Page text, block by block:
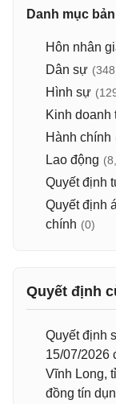
Danh mục
Hôn nhân
Dân sự
Hình sự
Kinh
Hành chính
Lao động
Quyết định
Quyết định
chính (0)
Quyết định
Quyết định
15/07/2026
Vĩnh Long,
đồng tín